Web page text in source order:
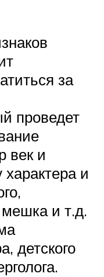
за
проведет
век и
характера и
и т.д.
детского